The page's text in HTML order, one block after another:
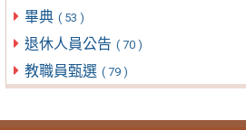
畢典 ( 53 )
退休人員公告 ( 70 )
教職員甄選 ( 79 )